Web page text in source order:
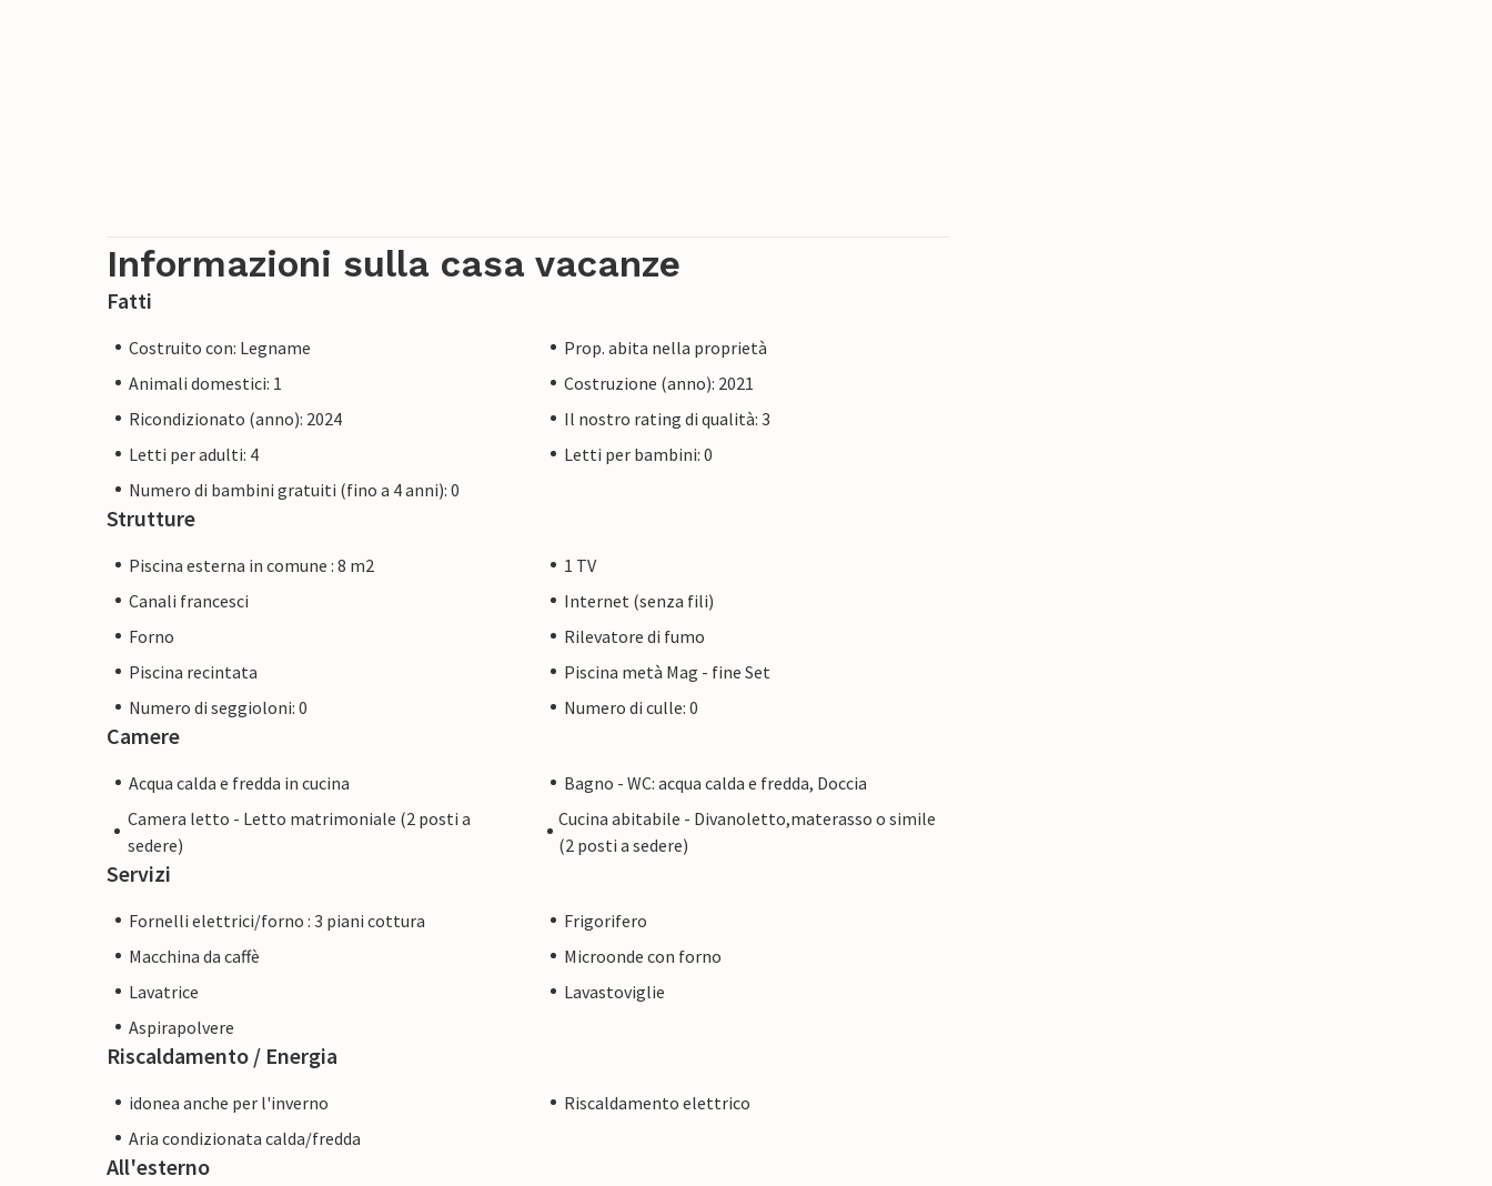
Informazioni sulla casa vacanze
Fatti
Costruito con: Legname
Prop. abita nella proprietà
Animali domestici: 1
Costruzione (anno): 2021
Ricondizionato (anno): 2024
Il nostro rating di qualità: 3
Letti per adulti: 4
Letti per bambini: 0
Numero di bambini gratuiti (fino a 4 anni): 0
Strutture
Piscina esterna in comune : 8 m2
1 TV
Canali francesci
Internet (senza fili)
Forno
Rilevatore di fumo
Piscina recintata
Piscina metà Mag - fine Set
Numero di seggioloni: 0
Numero di culle: 0
Camere
Acqua calda e fredda in cucina
Bagno - WC: acqua calda e fredda, Doccia
Camera letto - Letto matrimoniale (2 posti a
sedere)
Cucina abitabile - Divanoletto,materasso o simile
(2 posti a sedere)
Servizi
Fornelli elettrici/forno : 3 piani cottura
Frigorifero
Macchina da caffè
Microonde con forno
Lavatrice
Lavastoviglie
Aspirapolvere
Riscaldamento / Energia
idonea anche per l'inverno
Riscaldamento elettrico
Aria condizionata calda/fredda
All'esterno